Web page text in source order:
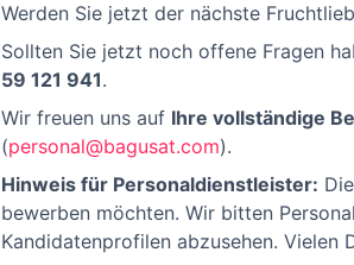
Werden Sie jetzt der nächste
Sollten Sie jetzt noch offene Fragen
59 121 941.
Wir freuen uns auf Ihre vollständige
(personal@bagusat.com).
Hinweis für Personaldienstleister:
bewerben möchten. Wir bitten
Kandidatenprofilen abzusehen. Vielen